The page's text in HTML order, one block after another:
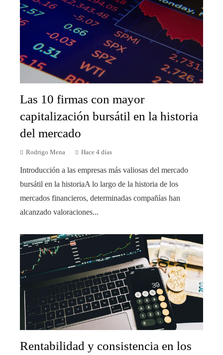
Las 10 firmas con mayor
capitalización bursátil en la historia
del mercado
Rodrigo Mena Hace 4 días
Introducción a las empresas más valiosas del mercado
bursátil en la historiaA lo largo de la historia de los
mercados financieros, determinadas compañías han
alcanzado valoraciones...
Rentabilidad y consistencia en los